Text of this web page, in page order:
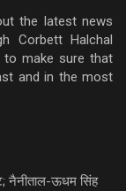
the latest news
Corbett Halchal
to make sure that
and in the most
नैनीताल-ऊधम सिंह